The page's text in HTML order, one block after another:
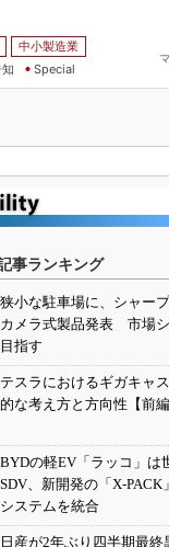
中小製造業
Special
事ランキング
狭小な駐車場に、シャー
カメラ式製品発表 市場
目指す
テスラにおけるギガキャ
的な考え方と方向性【前編
BYDの軽EV「ラッコ」は
SDV、新開発の「X-PACK
システムを統合
日産が2年ぶり四半期最終